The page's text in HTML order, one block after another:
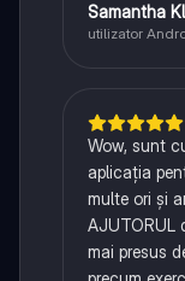
Samantha
utilizator
Wow, sunt
aplicația
multe ori și
AJUTORUL
mai presus